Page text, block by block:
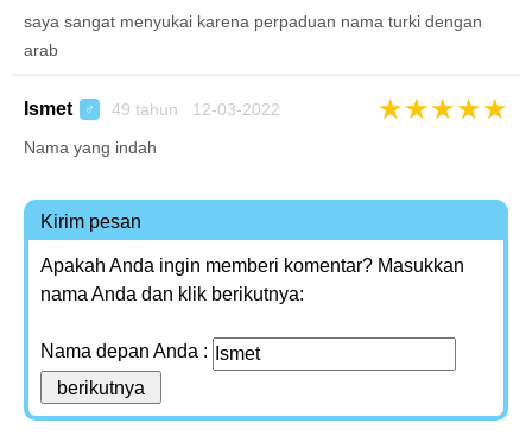
saya sangat menyukai karena perpaduan nama turki dengan
arab
Ismet ♂ 49 tahun 12-03-2022 ★★★★★
Nama yang indah
Kirim pesan
Apakah Anda ingin memberi komentar? Masukkan
nama Anda dan klik berikutnya:
Nama depan Anda :